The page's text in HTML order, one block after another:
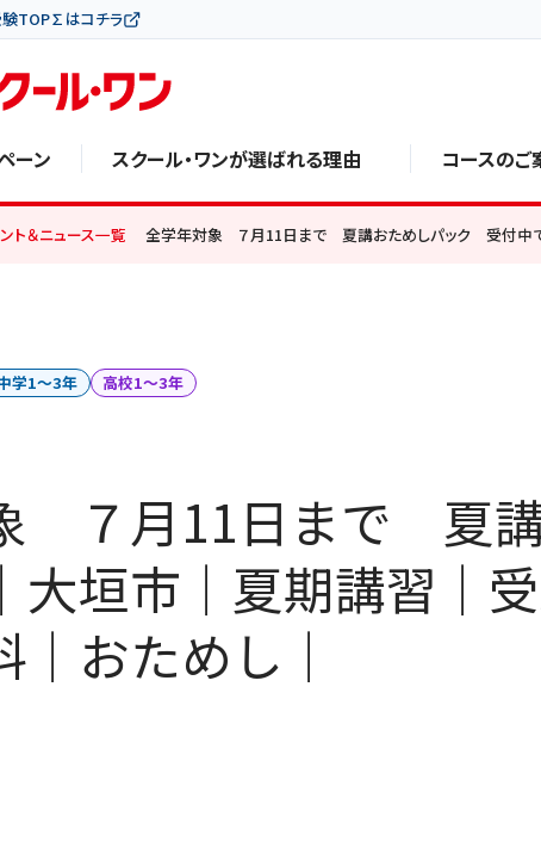
TOP∑はコチラ
ーン スクール・ワンが選ばれる理由 コースのご
ト＆ニュース一覧 全学年対象 ７月11日まで 夏講おためしパック 受付中
学1〜3年 高校1〜3年
７月11日まで 夏
垣市｜夏期講習｜
おためし｜